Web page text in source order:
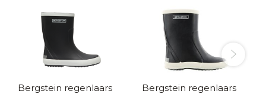
Bergstein regenlaars
Bergstein regenlaars